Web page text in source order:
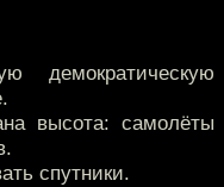
демократическую
высота: самолёты
спутники.